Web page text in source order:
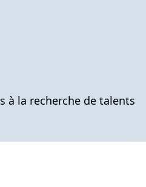
à la recherche de talents